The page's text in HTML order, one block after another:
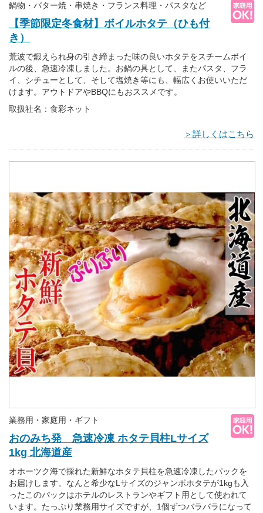
鍋物・バター焼・串焼き・フランス料理・パスタなど
【季節限定冬食材】ボイルホタテ（ひも付
き）
荒波で鍛えられ身の引き締まった味の良いホタテをスチームボイ
ルの後、急速冷凍しました。お鍋の具として、またパスタ、フラ
イ、シチューとして、そして塩焼き等にも、幅広くお使いいただ
けます。アウトドアやBBQにもおススメです。
取扱社名：食彩ネット
＞詳しくはこちら
業務用・家庭用・ギフト
おのみち発 急速冷凍 ホタテ貝柱Lサイズ
1kg 北海道産
オホーツク海で採れた新鮮なホタテ貝柱を急速冷凍したパックを
お届けします。なんと希少なLサイズのジャンボホタテが1kgも入
ったこのパックはホテルのレストランやギフト用として使われて
います。たっぷり業務用サイズですが、1個ずつバラバラになって